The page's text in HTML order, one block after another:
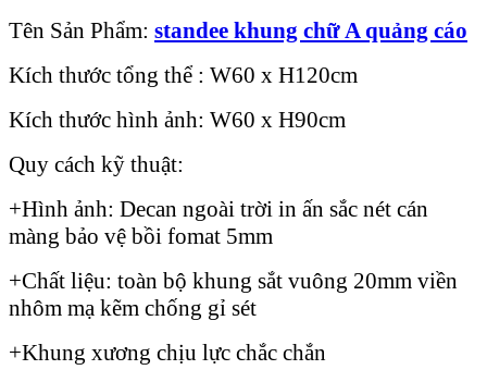
Tên Sản Phẩm: standee khung chữ A quảng cáo
Kích thước tổng thể : W60 x H120cm
Kích thước hình ảnh: W60 x H90cm
Quy cách kỹ thuật:
+Hình ảnh: Decan ngoài trời in ấn sắc nét cán
màng bảo vệ bồi fomat 5mm
+Chất liệu: toàn bộ khung sắt vuông 20mm viền
nhôm mạ kẽm chống gỉ sét
+Khung xương chịu lực chắc chắn